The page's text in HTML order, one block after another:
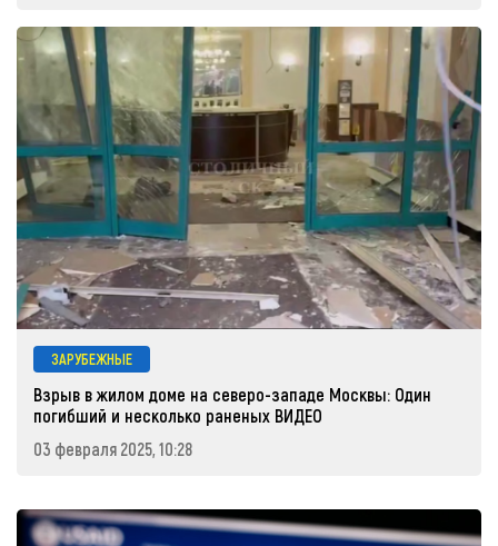
ЗАРУБЕЖНЫЕ
Взрыв в жилом доме на северо-западе Москвы: Один
погибший и несколько раненых ВИДЕО
03 февраля 2025, 10:28